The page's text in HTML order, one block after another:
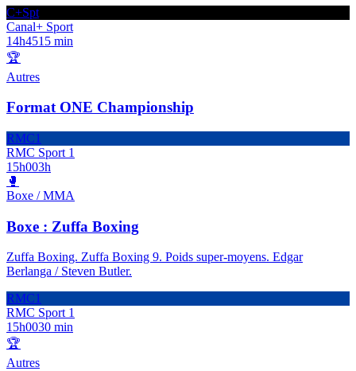
C+Spt
Canal+ Sport
14h4515 min
🏆
Autres
Format ONE Championship
RMC1
RMC Sport 1
15h003h
🥊
Boxe / MMA
Boxe : Zuffa Boxing
Zuffa Boxing. Zuffa Boxing 9. Poids super-moyens. Edgar
Berlanga / Steven Butler.
RMC1
RMC Sport 1
15h0030 min
🏆
Autres